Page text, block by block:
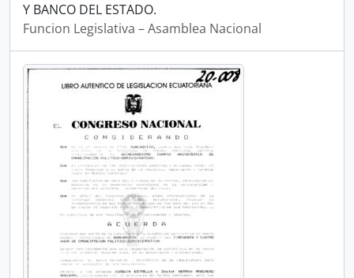
Y BANCO DEL ESTADO.
Funcion Legislativa – Asamblea Nacional